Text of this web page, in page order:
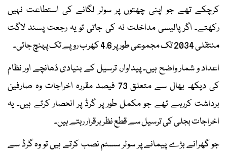
کرچکے تھے جو اپنی چھتوں پر سولر لگانے کی استطاعت نہیں
رکھتے۔ اگر پالیسی مداخلت نہ کی جاتی تو یہ رجعت پسند لاگت
منتقلی 2034 تک مجموعی طور پر 4.6 کھرب روپے تک پہنچ جاتی۔
اعداد و شمار واضح ہیں۔ پیداوار، ترسیل کے بنیادی ڈھانچے اور نظام
کی دیکھ بھال سے متعلق 73 فیصد مقررہ اخراجات وہ صارفین
برداشت کررہے تھے جو مکمل طور پر گرڈ پر انحصار کرتے ہیں۔ یہ
اخراجات بجلی کی ترسیل سے قطع نظر برقرار رہتے ہیں۔
جو گھرانے بڑے پیمانے پر سولر سسٹم نصب کرتے ہیں تو وہ گرڈ سے